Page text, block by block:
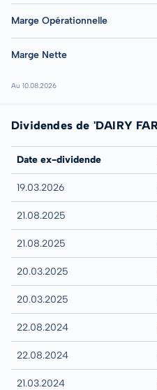
Marge Opérationnelle
Marge Nette
Au 10.08.2026
Dividendes de 'DAIRY
Date ex-dividende
19.03.2026
21.08.2025
21.08.2025
20.03.2025
20.03.2025
22.08.2024
22.08.2024
21.03.2024